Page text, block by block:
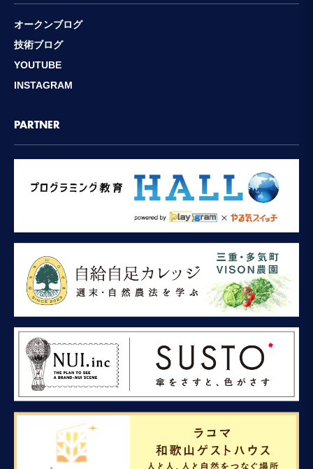
オークンブログ
技術ブログ
YOUTUBE
INSTAGRAM
PARTNER